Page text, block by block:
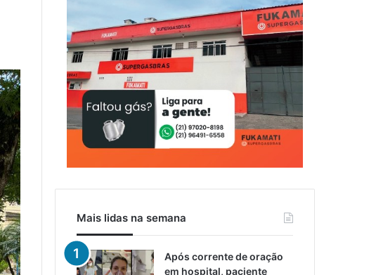
Mais lidas na semana
Após corrente de oração
em hospital, paciente